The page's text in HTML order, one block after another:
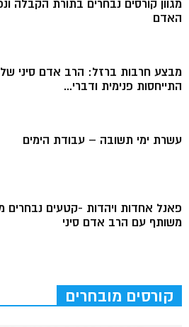
מגוון קורסים נבחרים בתורת הקבלה
האדם
מבצע חרבות ברזל: הרב אדם סיני
התייחסות פנימית ודברי...
עשרת ימי תשובה – עבודת הימים
פאנל אחדות ויהדות -קטעים נבחרים
משותף עם הרב אדם סיני
קורסים מובחרים